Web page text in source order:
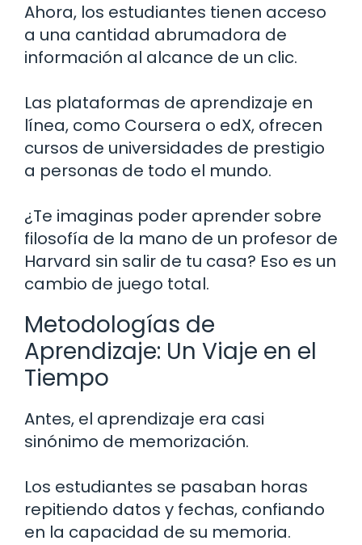
Ahora, los estudiantes tienen acceso
a una cantidad abrumadora de
información al alcance de un clic.
Las plataformas de aprendizaje en
línea, como Coursera o edX, ofrecen
cursos de universidades de prestigio
a personas de todo el mundo.
¿Te imaginas poder aprender sobre
filosofía de la mano de un profesor de
Harvard sin salir de tu casa? Eso es un
cambio de juego total.
Metodologías de
Aprendizaje: Un Viaje en el
Tiempo
Antes, el aprendizaje era casi
sinónimo de memorización.
Los estudiantes se pasaban horas
repitiendo datos y fechas, confiando
en la capacidad de su memoria.